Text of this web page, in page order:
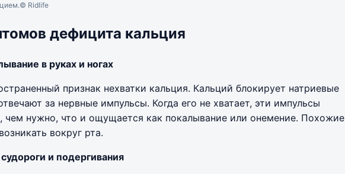
© Ridlife
дефицита кальция
в руках и ногах
признак нехватки кальция. Кальций блокирует натриевые
за нервные импульсы. Когда его не хватает, эти импульсы
чем нужно, что и ощущается как покалывание или онемение. Похожие
вокруг рта.
и подергивания